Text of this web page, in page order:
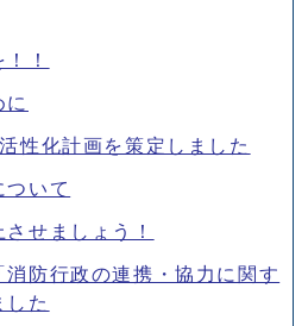
！
性化計画を策定しました
ついて
せましょう！
防行政の連携・協力に関す
した